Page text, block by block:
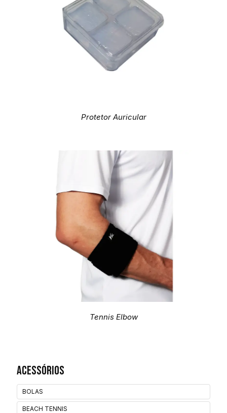
Acessórios
BOLAS
BEACH TENNIS
Protetor Auricular
Tennis Elbow